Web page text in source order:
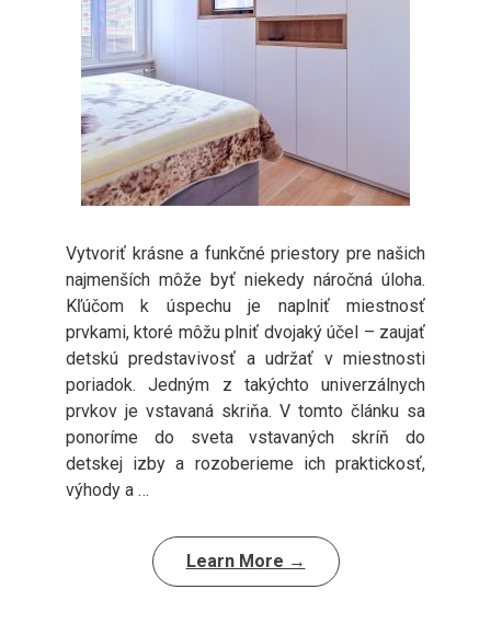
Vytvoriť krásne a funkčné priestory pre našich
najmenších môže byť niekedy náročná úloha.
Kľúčom k úspechu je naplniť miestnosť
prvkami, ktoré môžu plniť dvojaký účel – zaujať
detskú predstavivosť a udržať v miestnosti
poriadok. Jedným z takýchto univerzálnych
prvkov je vstavaná skriňa. V tomto článku sa
ponoríme do sveta vstavaných skríň do
detskej izby a rozoberieme ich praktickosť,
výhody a …
Learn More →